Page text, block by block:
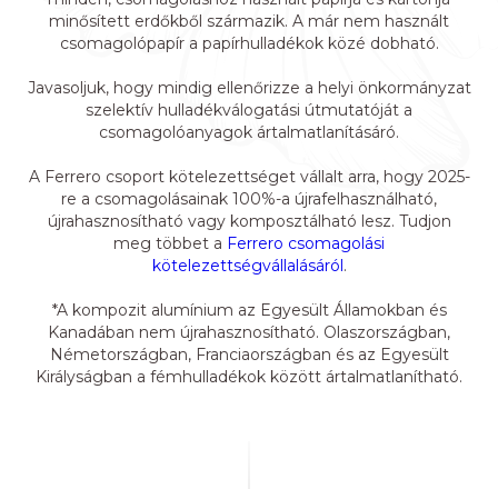
minősített erdőkből származik. A már nem használt
csomagolópapír a papírhulladékok közé dobható. ​​
Javasoljuk, hogy mindig ellenőrizze a helyi önkormányzat
szelektív hulladékválogatási útmutatóját a
csomagolóanyagok ártalmatlanításáró. ​​
A Ferrero csoport kötelezettséget vállalt arra, hogy 2025-
re a csomagolásainak 100%-a újrafelhasználható,
újrahasznosítható vagy komposztálható lesz. Tudjon
meg többet a Ferrero csomagolási
kötelezettségvállalásáról . ​
*A kompozit alumínium az Egyesült Államokban és
Kanadában nem újrahasznosítható. Olaszországban,
Németországban, Franciaországban és az Egyesült
Királyságban a fémhulladékok között ártalmatlanítható.